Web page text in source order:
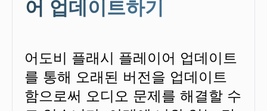
어 업데이트하기
어도비 플래시 플레이어 업데이트
를 통해 오래된 버전을 업데이트
함으로써 오디오 문제를 해결할 수